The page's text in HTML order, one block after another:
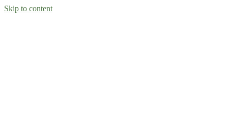
Skip to content